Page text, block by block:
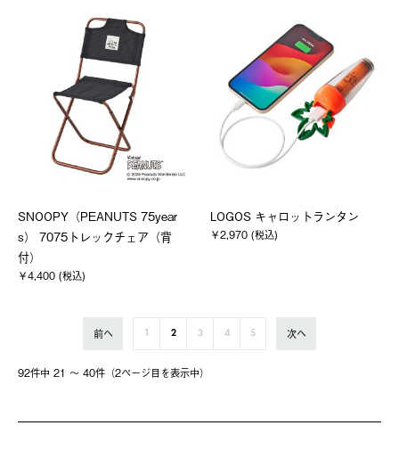
SNOOPY（PEANUTS 75year
s） 7075トレックチェア（背
付）
￥4,400 (税込)
LOGOS キャロットランタン
￥2,970 (税込)
92件中 21 〜 40件（2ページ⽬を表⽰中）
前へ 2 3 4 5 次へ